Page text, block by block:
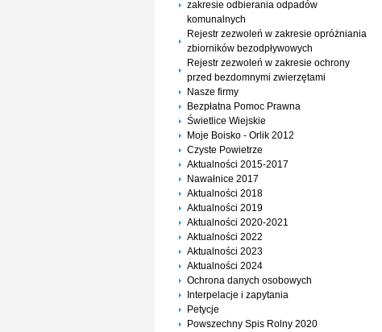
zakresie odbierania odpadów
komunalnych
Rejestr zezwoleń w zakresie opróżniania
zbiorników bezodpływowych
Rejestr zezwoleń w zakresie ochrony
przed bezdomnymi zwierzętami
Nasze firmy
Bezpłatna Pomoc Prawna
Świetlice Wiejskie
Moje Boisko - Orlik 2012
Czyste Powietrze
Aktualności 2015-2017
Nawałnice 2017
Aktualności 2018
Aktualności 2019
Aktualności 2020-2021
Aktualności 2022
Aktualności 2023
Aktualności 2024
Ochrona danych osobowych
Interpelacje i zapytania
Petycje
Powszechny Spis Rolny 2020